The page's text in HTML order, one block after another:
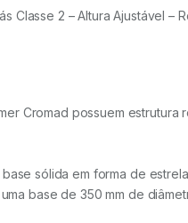
Classe 2 – Altura Ajustável –
Cromad possuem estrutura
sólida em forma de
base de 350 mm de